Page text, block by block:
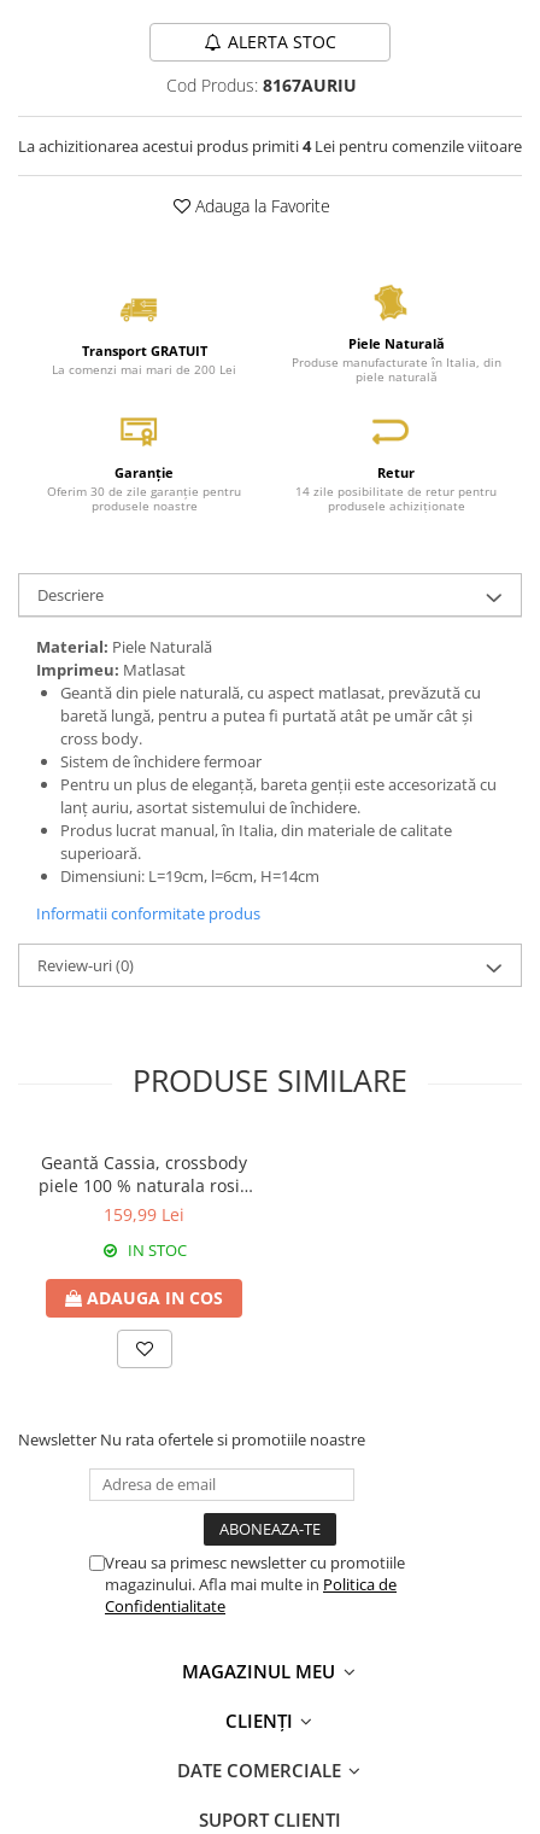
ALERTA STOC
Cod Produs: 8167AURIU
La achizitionarea acestui produs primiti4Lei pentru comenzile viitoare
Adauga la Favorite
Transport GRATUIT
La comenzi mai mari de 200 Lei
Piele Naturală
Produse manufacturate în Italia, din
piele naturală
Garanție
Oferim 30 de zile garanție pentru
produsele noastre
Retur
14 zile posibilitate de retur pentru
produsele achiziționate
Descriere
Material: Piele Naturală
Imprimeu: Matlasat
Geantă din piele naturală, cu aspect matlasat, prevăzută cu
baretă lungă, pentru a putea fi purtată atât pe umăr cât și
cross body.
Sistem de închidere fermoar
Pentru un plus de eleganță, bareta genții este accesorizată cu
lanț auriu, asortat sistemului de închidere.
Produs lucrat manual, în Italia, din materiale de calitate
superioară.
Dimensiuni: L=19cm, l=6cm, H=14cm
Informatii conformitate produs
Review-uri(0)
PRODUSE SIMILARE
Geantă Cassia, crossbody
piele 100 % naturala rosie
cu aspect matlasat 8167
159,99 Lei
IN STOC
ADAUGA IN COS
Newsletter Nu rata ofertele si promotiile noastre
Vreau sa primesc newsletter cu promotiile
magazinului. Afla mai multe in Politica de
Confidentialitate
MAGAZINUL MEU
CLIENȚI
DATE COMERCIALE
SUPORT CLIENTI